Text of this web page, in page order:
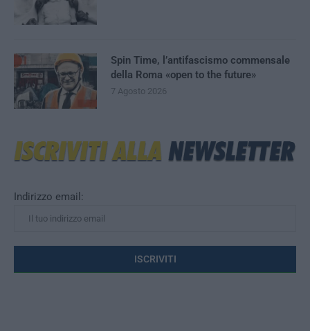
Indirizzo email:
Spin Time, l’antifascismo commensale
della Roma «open to the future»
7 Agosto 2026